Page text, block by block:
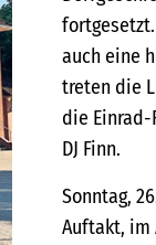
auch eine
treten die
die
DJ Finn.
Sonntag,
Auftakt, im